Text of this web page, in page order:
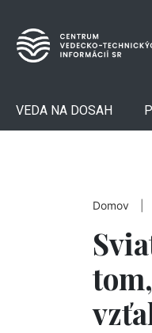
VEDA NA DOSAH
Domov